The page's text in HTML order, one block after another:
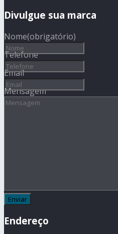
Divulgue sua marca
Nome(obrigatório)
Telefone
Email
Mensagem
Endereço